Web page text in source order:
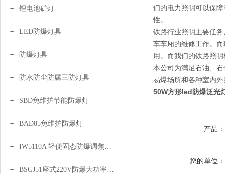
锂电池矿灯
LED防爆灯具
防爆灯具
防水防尘防腐三防灯具
SBD免维护节能防爆灯
BAD85免维护防爆灯
IW5110A 轻便固态防爆调焦头灯
BSGJ51座式220V防爆大功率声光报警器 绿色 黄色
们的电力照明可以保
性。
铁路行业照明主要任
车车厢的维修工作。
用。而我们的铁路照
本公司为满足石油、
易爆场所和各种室内
50W方形led防爆泛光
产品：
您的单位：